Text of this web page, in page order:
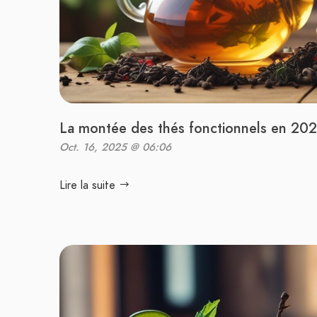
La montée des thés fonctionnels en
Oct. 16, 2025 @ 06:06
Lire la suite